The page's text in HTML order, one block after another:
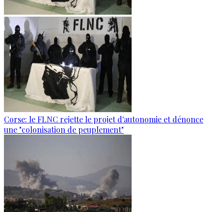
Corse: le FLNC rejette le projet d'autonomie et dénonce
une "colonisation de peuplement"